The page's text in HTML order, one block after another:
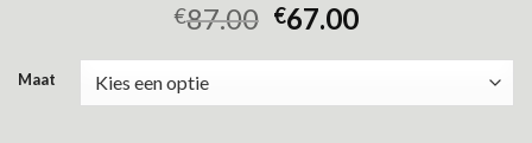
€87.00 €67.00
Maat